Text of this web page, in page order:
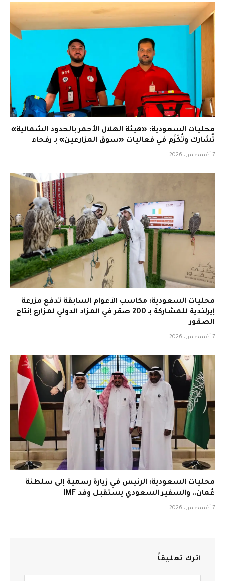
محليات السعودية: «هيئة الهلال الأحمر بالحدود الشمالية»
تُشارك وتُكَرَّم في فعاليات «سوق المزارعين» بـ رفحاء
7 أغسطس، 2026
محليات السعودية: مكاسب الأعوام السابقة تدفع مزرعة
إيرلندية للمشاركة بـ 200 صقر في المزاد الدولي لمزارع إنتاج
الصقور
7 أغسطس، 2026
محليات السعودية: الرئيس في زيارة رسمية إلى سلطنة
عُمان.. والسفير السعودي يستقبل وفد IMF
7 أغسطس، 2026
اترك تعليقاً